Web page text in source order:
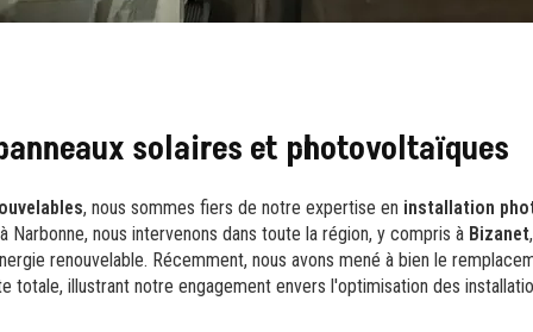
solaires et photovoltaïques
, nous sommes fiers de notre expertise en installation
Narbonne, nous intervenons dans toute la région, y compris à Bizanet
renouvelable. Récemment, nous avons mené à bien le
totale, illustrant notre engagement envers l'optimisation des